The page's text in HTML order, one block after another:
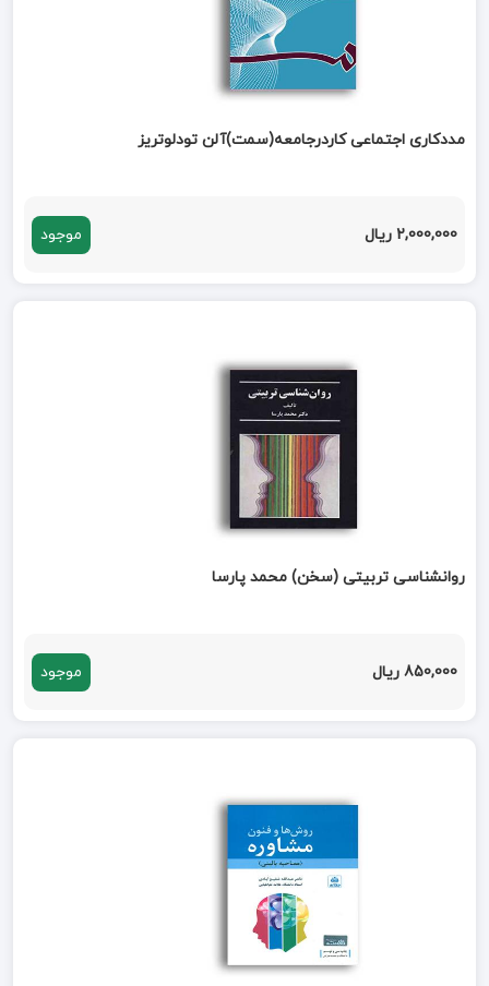
مددکاری اجتماعی کاردرجامعه(سمت)آلن تودلوتریز
2,000,000 ریال موجود
روانشناسی تربیتی (سخن) محمد پارسا
850,000 ریال موجود